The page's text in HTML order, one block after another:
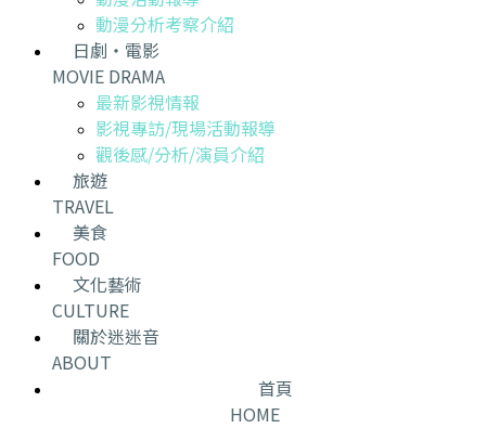
動漫分析考察介紹
日劇・電影
MOVIE DRAMA
最新影視情報
影視專訪/現場活動報導
觀後感/分析/演員介紹
旅遊
TRAVEL
美食
FOOD
文化藝術
CULTURE
關於迷迷音
ABOUT
首頁
HOME